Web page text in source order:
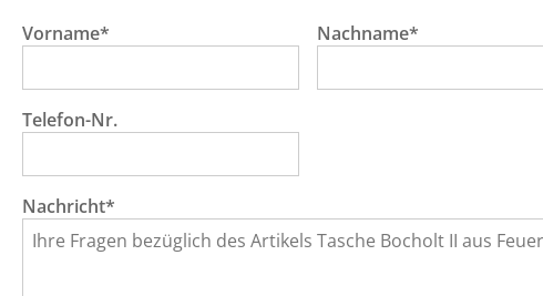
Vorname* Nachname*
Telefon-Nr.
Nachricht*